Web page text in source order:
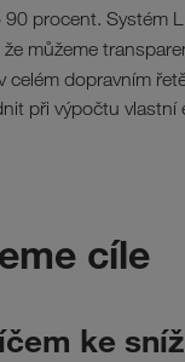
procent. Systém
můžeme
celém dopravním
při výpočtu vlastní
cíle
ke